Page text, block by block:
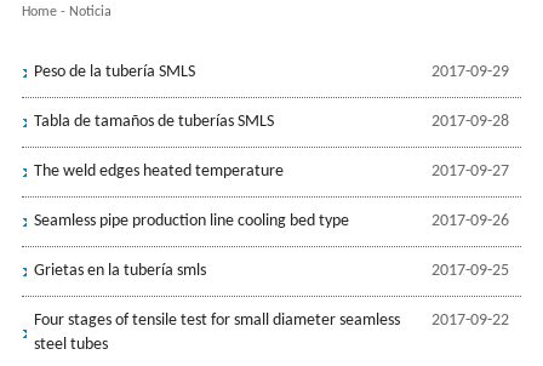
Home- Noticia
2017-09-29
Peso de la tubería SMLS
2017-09-28
Tabla de tamaños de tuberías SMLS
2017-09-27
The weld edges heated temperature
2017-09-26
Seamless pipe production line cooling bed type
2017-09-25
Grietas en la tubería smls
2017-09-22
Four stages of tensile test for small diameter seamless
steel tubes